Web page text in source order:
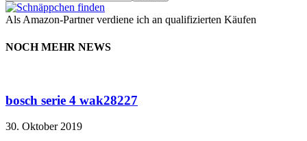
Als Amazon-Partner verdiene ich an qualifizierten Käufen
NOCH MEHR NEWS
bosch serie 4 wak28227
30. Oktober 2019